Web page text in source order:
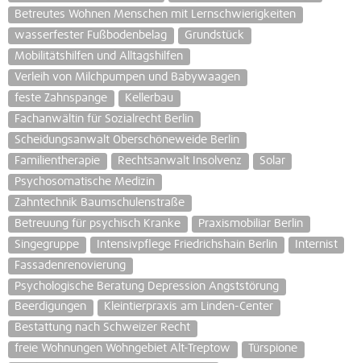
Betreutes Wohnen Menschen mit Lernschwierigkeiten
wasserfester Fußbodenbelag
Grundstück
Mobilitätshilfen und Alltagshilfen
Verleih von Milchpumpen und Babywaagen
feste Zahnspange
Kellerbau
Fachanwältin für Sozialrecht Berlin
Scheidungsanwalt Oberschöneweide Berlin
Familientherapie
Rechtsanwalt Insolvenz
Solar
Psychosomatische Medizin
Zahntechnik Baumschulenstraße
Betreuung für psychisch Kranke
Praxismobiliar Berlin
Singegruppe
Intensivpflege Friedrichshain Berlin
Internist
Fassadenrenovierung
Psychologische Beratung Depression Angststörung
Beerdigungen
Kleintierpraxis am Linden-Center
Bestattung nach Schweizer Recht
freie Wohnungen Wohngebiet Alt-Treptow
Türspione